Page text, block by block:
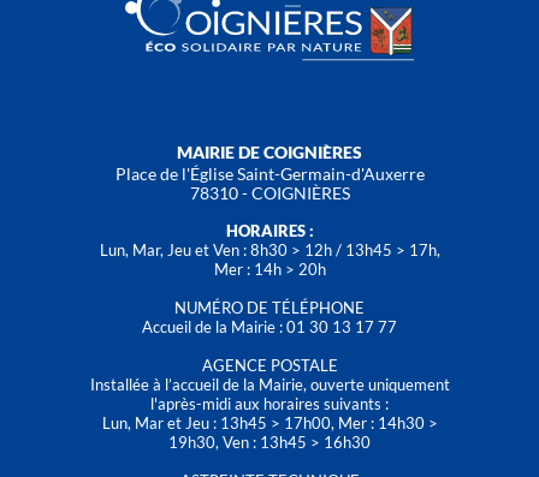
MAIRIE DE COIGNIÈRES
Place de l'Église Saint-Germain-d'Auxerre
78310 - COIGNIÈRES
HORAIRES :
Lun, Mar, Jeu et Ven : 8h30 > 12h / 13h45 > 17h,
Mer : 14h > 20h
NUMÉRO DE TÉLÉPHONE
Accueil de la Mairie : 01 30 13 17 77
AGENCE POSTALE
Installée à l’accueil de la Mairie, ouverte uniquement
l'après-midi aux horaires suivants :
Lun, Mar et Jeu : 13h45 > 17h00, Mer : 14h30 >
19h30, Ven : 13h45 > 16h30